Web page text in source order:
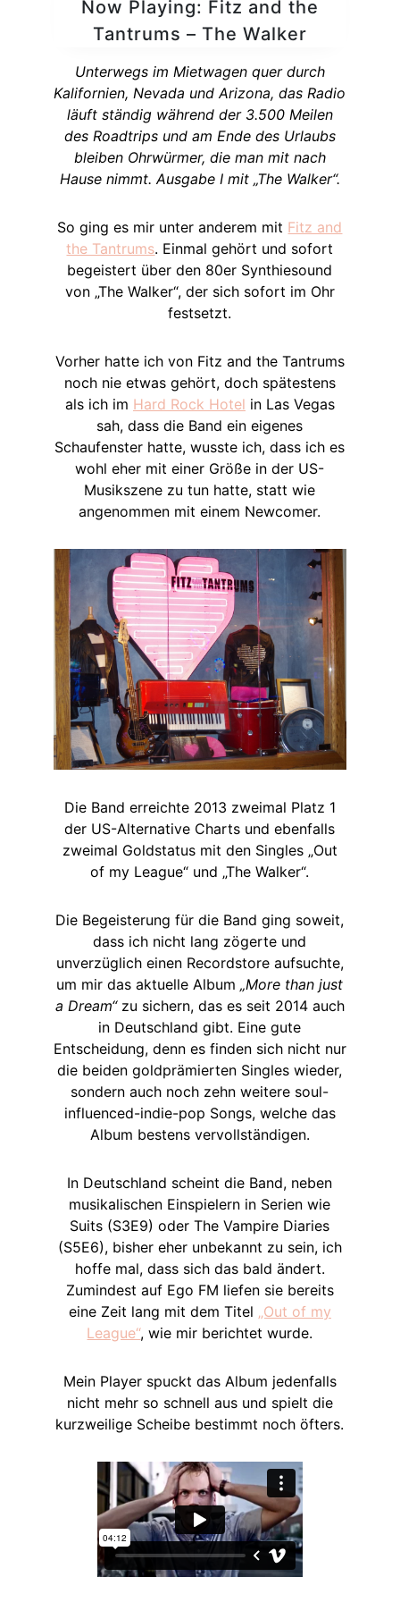
Now Playing: Fitz and the
Tantrums – The Walker
Unterwegs im Mietwagen quer durch
Kalifornien, Nevada und Arizona, das Radio
läuft ständig während der 3.500 Meilen
des Roadtrips und am Ende des Urlaubs
bleiben Ohrwürmer, die man mit nach
Hause nimmt. Ausgabe I mit „The Walker“.
So ging es mir unter anderem mit Fitz and
the Tantrums. Einmal gehört und sofort
begeistert über den 80er Synthiesound
von „The Walker“, der sich sofort im Ohr
festsetzt.
Vorher hatte ich von Fitz and the Tantrums
noch nie etwas gehört, doch spätestens
als ich im Hard Rock Hotel in Las Vegas
sah, dass die Band ein eigenes
Schaufenster hatte, wusste ich, dass ich es
wohl eher mit einer Größe in der US-
Musikszene zu tun hatte, statt wie
angenommen mit einem Newcomer.
Die Band erreichte 2013 zweimal Platz 1
der US-Alternative Charts und ebenfalls
zweimal Goldstatus mit den Singles „Out
of my League“ und „The Walker“.
Die Begeisterung für die Band ging soweit,
dass ich nicht lang zögerte und
unverzüglich einen Recordstore aufsuchte,
um mir das aktuelle Album„More than just
a Dream“zu sichern, das es seit 2014 auch
in Deutschland gibt. Eine gute
Entscheidung, denn es finden sich nicht nur
die beiden goldprämierten Singles wieder,
sondern auch noch zehn weitere soul-
influenced-indie-pop Songs, welche das
Album bestens vervollständigen.
In Deutschland scheint die Band, neben
musikalischen Einspielern in Serien wie
Suits (S3E9) oder The Vampire Diaries
(S5E6), bisher eher unbekannt zu sein, ich
hoffe mal, dass sich das bald ändert.
Zumindest auf Ego FM liefen sie bereits
eine Zeit lang mit dem Titel „Out of my
League“, wie mir berichtet wurde.
Mein Player spuckt das Album jedenfalls
nicht mehr so schnell aus und spielt die
kurzweilige Scheibe bestimmt noch öfters.